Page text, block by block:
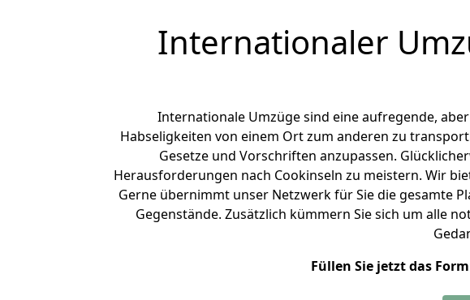
Internationaler
Internationale Umzüge sind eine aufregende,
Habseligkeiten von einem Ort zum anderen zu
Gesetze und Vorschriften anzupassen.
Herausforderungen nach Cookinseln zu meistern. Wir
Gerne übernimmt unser Netzwerk für Sie die gesamte
Gegenstände. Zusätzlich kümmern Sie sich um alle
Füllen Sie jetzt das